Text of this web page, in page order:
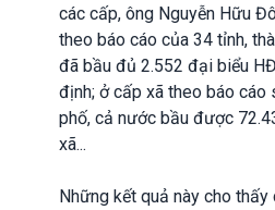
các cấp, ông Nguyễn Hữu
theo báo cáo của 34 tỉnh,
đã bầu đủ 2.552 đại biểu
định; ở cấp xã theo báo cáo
phố, cả nước bầu được
xã...
Những kết quả này cho